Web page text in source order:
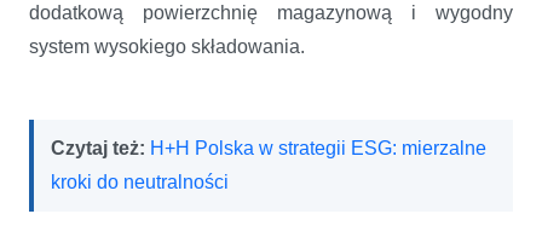
dodatkową powierzchnię magazynową i wygodny
system wysokiego składowania.
Czytaj też: H+H Polska w strategii ESG: mierzalne
kroki do neutralności